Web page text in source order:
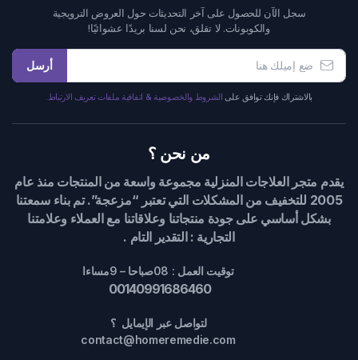
سجل الآن للحصول على آخر التحديثات حول العروض الترويجية
والكوبونات. لا تقلق، نحن لسنا بريدًا عشوائيًا!
أرسل
بالاشتراك فإنك توافق على الشروط والخصوصية & اتفاقية ملفات تعريف الارتباط.
من نحن ؟
يقدم متجر العلاجات المنزلية مجموعة واسعة من المنتجات منذ عام
2005 للتخفيف من المشكلات التي تعتبر “مزعجة”. تم بناء سمعتنا
بشكل أساسي على جودة منتجاتنا وعلاقاتنا مع العملاء وعلامتنا
التجارية : التقدير التام .
توقيت العمل : 08صباحا – 9مساءا
00140991686460
لتواصل عبر الإيمايل ؟
contact@homeremedie.com